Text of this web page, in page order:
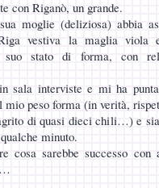
con Riganò, un grande.
moglie (deliziosa) abbia
vestiva la maglia
suo stato di forma, con
sala interviste e mi ha
mio peso forma (in verità,
di quasi dieci chili…) e
minuto.
cosa sarebbe successo